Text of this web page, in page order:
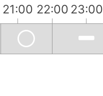
21:00 22:00 23:00